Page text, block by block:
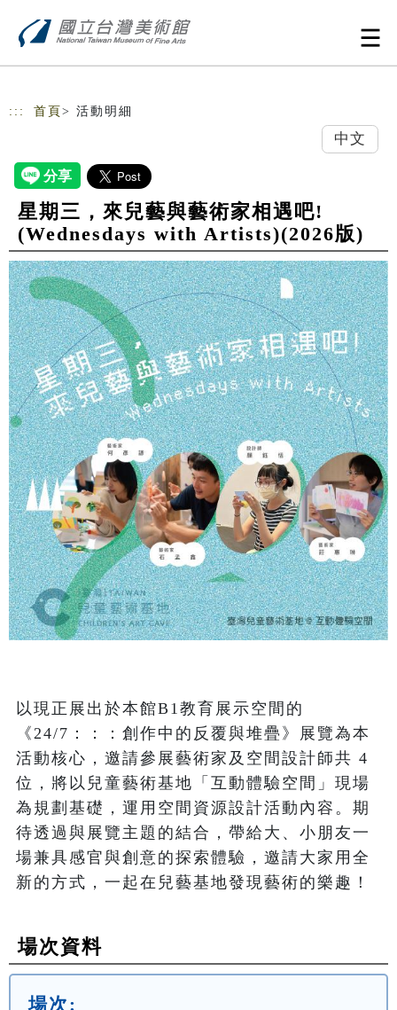
::: 首頁 > 活動明細
中文
星期三，來兒藝與藝術家相遇吧!
(Wednesdays with Artists)(2026版)
以現正展出於本館B1教育展示空間的
《24/7：：：創作中的反覆與堆疊》展覽為本
活動核心，邀請參展藝術家及空間設計師共 4
位，將以兒童藝術基地「互動體驗空間」現場
為規劃基礎，運用空間資源設計活動內容。期
待透過與展覽主題的結合，帶給大、小朋友一
場兼具感官與創意的探索體驗，邀請大家用全
新的方式，一起在兒藝基地發現藝術的樂趣！
場次資料
場次: